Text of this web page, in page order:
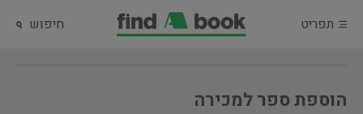
תפריט חיפוש
הוספת ספר למכירה